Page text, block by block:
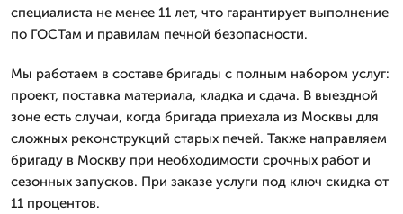
специалиста не менее 11 лет, что гарантирует выполнение
по ГОСТам и правилам печной безопасности.
Мы работаем в составе бригады с полным набором услуг:
проект, поставка материала, кладка и сдача. В выездной
зоне есть случаи, когда бригада приехала из Москвы для
сложных реконструкций старых печей. Также направляем
бригаду в Москву при необходимости срочных работ и
сезонных запусков. При заказе услуги под ключ скидка от
11 процентов.